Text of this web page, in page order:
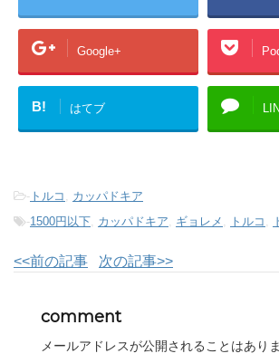
Google+
B! はてブ
- トルコ , カッパドキア
-1500円以下, カッパドキア, ギョレメ , トルコ ,
<<前の記事 次の記事>>
comment
メールアドレスが公開されることはありま